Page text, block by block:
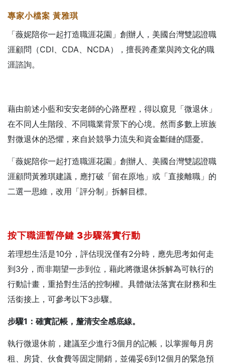
專家小檔案 黃雅琪
「薇妮陪你一起打造職涯花園」創辦人，美國台灣雙認證職
涯顧問（CDI、CDA、NCDA），擅長跨產業與跨文化的職
涯諮詢。
藉由前述小藍和安安老師的心路歷程，得以窺見「微退休」
在不同人生階段、不同職業背景下的心境。然而多數上班族
對微退休的恐懼，來自於競爭力流失和資金斷鏈的隱憂。
「薇妮陪你一起打造職涯花園」創辦人、美國台灣雙認證職
涯顧問黃雅琪建議，應打破「留在原地」或「直接離職」的
二選一思維，改用「評分制」拆解目標。
按下職涯暫停鍵 3步驟落實行動
若理想生活是10分，評估現況僅有2分時，應先思考如何走
到3分，而非期望一步到位，藉此將微退休拆解為可執行的
行動計畫，重拾對生活的控制權。具體做法落實在財務和生
活銜接上，可參考以下3步驟。
步驟1 ：確實記帳，釐清安全感底線。
執行微退休前，建議至少進行3個月的記帳，以掌握每月房
租、房貸、伙食費等固定開銷，並備妥6到12個月的緊急預